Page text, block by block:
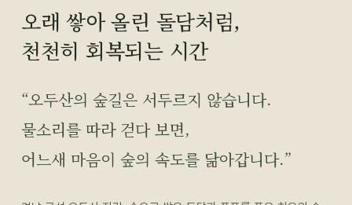
오래 쌓아 올린 돌담처럼,
천천히 회복되는 시간
“오두산의 숲길은 서두르지 않습니다.
물소리를 따라 걷다 보면,
어느새 마음이 숲의 속도를 닮아갑니다.”